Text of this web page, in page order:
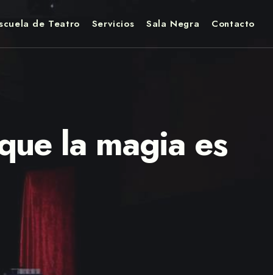
de Teatro Servicios Sala Negra Contacto
la magia es